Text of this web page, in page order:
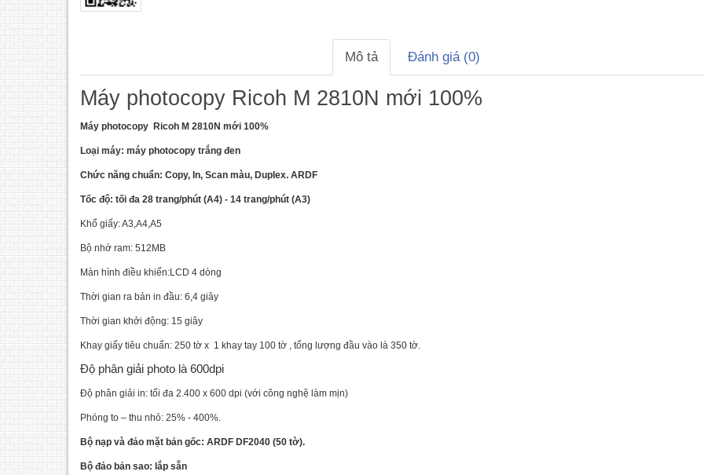
Mô tả Đánh giá (0)
Máy photocopy Ricoh M 2810N mới 100%
Máy photocopy Ricoh M 2810N mới 100%
Loại máy: máy photocopy trắng đen
Chức năng chuẩn: Copy, In, Scan màu, Duplex. ARDF
Tốc độ: tối đa 28 trang/phút (A4) - 14 trang/phút (A3)
Khổ giấy: A3,A4,A5
Bộ nhớ ram: 512MB
Màn hình điều khiển:LCD 4 dòng
Thời gian ra bản in đầu: 6,4 giây
Thời gian khởi động: 15 giây
Khay giấy tiêu chuẩn: 250 tờ x 1 khay tay 100 tờ , tổng lượng đầu vào là 350 tờ.
Độ phân giải photo là 600dpi
Độ phân giải in: tối đa 2.400 x 600 dpi (với công nghệ làm mịn)
Phóng to – thu nhỏ: 25% - 400%.
Bộ nạp và đảo mặt bản gốc: ARDF DF2040 (50 tờ).
Bộ đảo bản sao: lắp sẵn